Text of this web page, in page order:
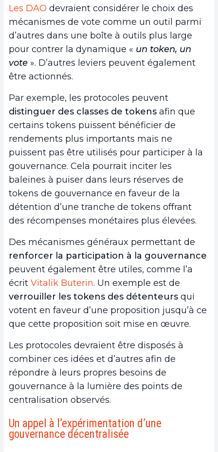
Les DAO devraient considérer le choix des
mécanismes de vote comme un outil parmi
d’autres dans une boîte à outils plus large
pour contrer la dynamique « un token, un
vote ». D’autres leviers peuvent également
être actionnés.
Par exemple, les protocoles peuvent
distinguer des classes de tokens afin que
certains tokens puissent bénéficier de
rendements plus importants mais ne
puissent pas être utilisés pour participer à la
gouvernance. Cela pourrait inciter les
baleines à puiser dans leurs réserves de
tokens de gouvernance en faveur de la
détention d’une tranche de tokens offrant
des récompenses monétaires plus élevées.
Des mécanismes généraux permettant de
renforcer la participation à la gouvernance
peuvent également être utiles, comme l’a
écrit Vitalik Buterin. Un exemple est de
verrouiller les tokens des détenteurs qui
votent en faveur d’une proposition jusqu’à ce
que cette proposition soit mise en œuvre.
Les protocoles devraient être disposés à
combiner ces idées et d’autres afin de
répondre à leurs propres besoins de
gouvernance à la lumière des points de
centralisation observés.
Un appel à l’expérimentation d’une
gouvernance décentralisée